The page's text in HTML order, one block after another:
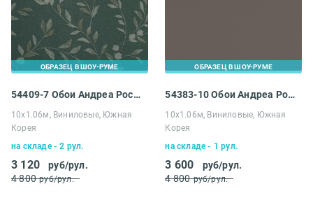
ОБРАЗЕЦ В ШОУ-РУМЕ
54409-7 Обои Андреа Росси Спектрум Арт
10х1.06м, Виниловые, Южная
Корея
на складе - 2 рул.
3 120
руб/рул.
4 800 руб/рул.
ОБРАЗЕЦ В ШОУ-РУМЕ
54383-10 Обои Андреа Росси Спектрум Про
10х1.06м, Виниловые, Южная
Корея
на складе - 1 рул.
3 600
руб/рул.
4 800 руб/рул.